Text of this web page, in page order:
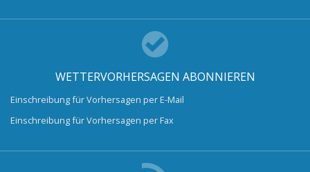
WETTERVORHERSAGEN ABONNIEREN
Einschreibung für Vorhersagen per E-Mail
Einschreibung für Vorhersagen per Fax